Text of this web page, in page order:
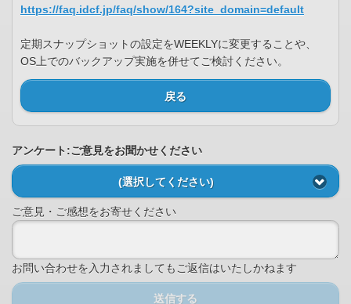
https://faq.idcf.jp/faq/show/164?site_domain=default
定期スナップショットの設定をWEEKLYに変更することや、
OS上でのバックアップ実施を併せてご検討ください。
戻る
アンケート:ご意見をお聞かせください
(選択してください)
ご意見・ご感想をお寄せください
お問い合わせを入力されましてもご返信はいたしかねます
送信する